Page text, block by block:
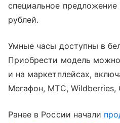
специальное
рублей.
Умные часы доступны в
Приобрести модель
и на маркетплейсах,
Мегафон, МТС, Wildberries,
Ранее в России начали